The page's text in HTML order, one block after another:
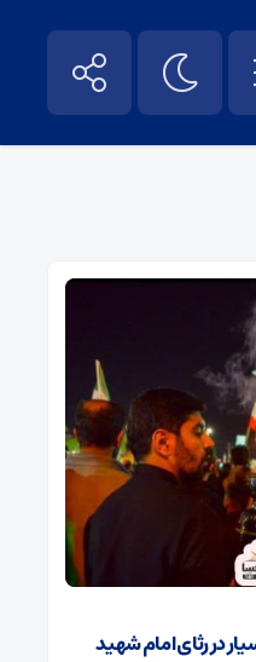
در رثای امام شهید